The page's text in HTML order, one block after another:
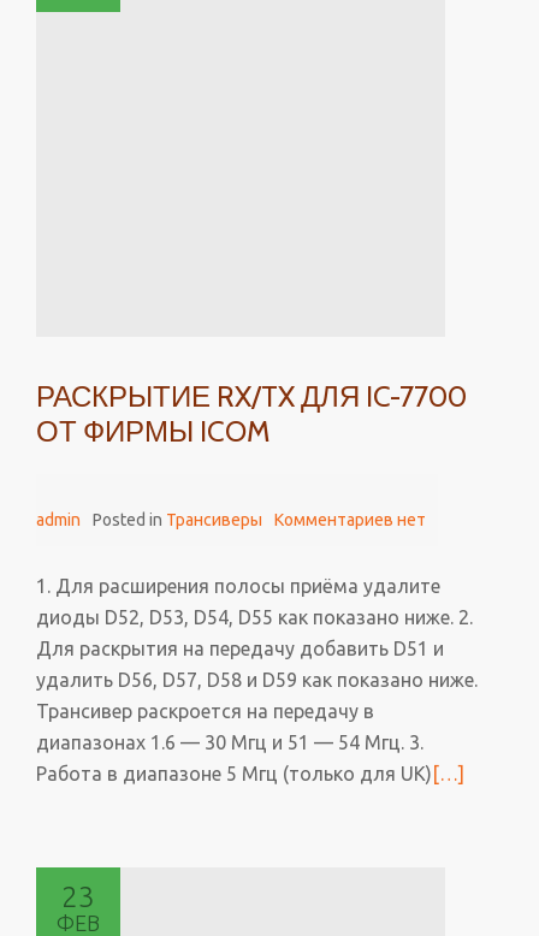
РАСКРЫТИЕ RX/TX ДЛЯ IC-7700
ОТ ФИРМЫ ICOM
admin Posted in Трансиверы Комментариев нет
1. Для расширения полосы приёма удалите
диоды D52, D53, D54, D55 как показано ниже. 2.
Для раскрытия на передачу добавить D51 и
удалить D56, D57, D58 и D59 как показано ниже.
Трансивер раскроется на передачу в
диапазонах 1.6 — 30 Мгц и 51 — 54 Мгц. 3.
Работа в диапазоне 5 Мгц (только для UK) Читать
[…]
23
ФЕВ